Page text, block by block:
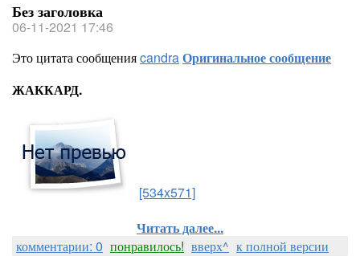
Без заголовка
06-11-2021 17:46
Это цитата сообщенияcandraОригинальное сообщение
ЖАККАРД.
[534x571]
Читать далее...
комментарии: 0 понравилось! вверх^ к полной версии